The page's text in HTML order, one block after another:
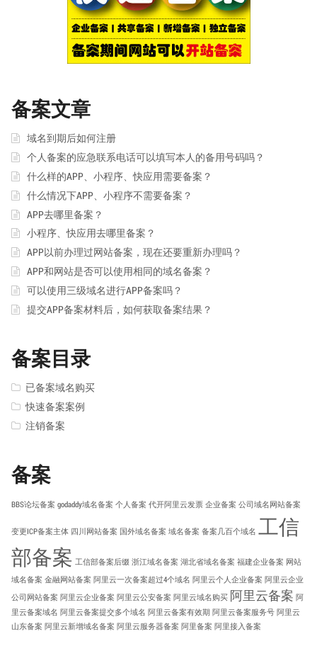
备案文章
域名到期后如何注册
个人备案的应急联系电话可以填写本人的备用号码吗？
什么样的APP、小程序、快应用需要备案？
什么情况下APP、小程序不需要备案？
APP去哪里备案？
小程序、快应用去哪里备案？
APP以前办理过网站备案，现在还要重新办理吗？
APP和网站是否可以使用相同的域名备案？
可以使用三级域名进行APP备案吗？
提交APP备案材料后，如何获取备案结果？
备案目录
已备案域名购买
快速备案案例
注销备案
备案
BBS论坛备案 godaddy域名备案 个人备案 代开阿里云发票 企业备案 公司域名网站备案
变更ICP备案主体 四川网站备案 国外域名备案 域名备案 备案几百个域名 工信
部备案 工信部备案后缀 浙江域名备案 湖北省域名备案 福建企业备案 网站
域名备案 金融网站备案 阿里云一次备案超过4个域名 阿里云个人企业备案 阿里云企业
公司网站备案 阿里云企业备案 阿里云公安备案 阿里云域名购买 阿里云备案 阿
里云备案域名 阿里云备案提交多个域名 阿里云备案有效期 阿里云备案服务号 阿里云
山东备案 阿里云新增域名备案 阿里云服务器备案 阿里备案 阿里接入备案